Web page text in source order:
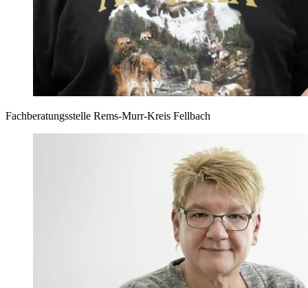
Fachberatungsstelle Rems-Murr-Kreis Fellbach